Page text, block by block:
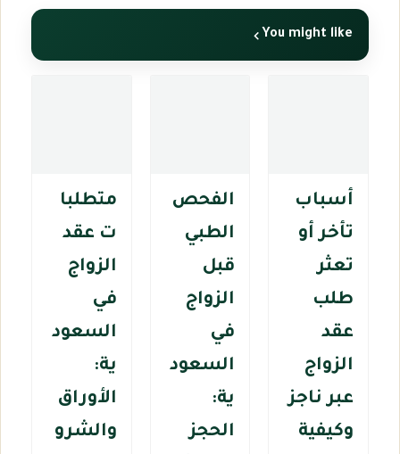
You might like
أسباب
تأخر أو
تعثر
طلب
عقد
الزواج
عبر ناجز
وكيفية
الفحص
الطبي
قبل
الزواج
في
السعود
ية:
الحجز
متطلبا
ت عقد
الزواج
في
السعود
ية:
الأوراق
والشرو